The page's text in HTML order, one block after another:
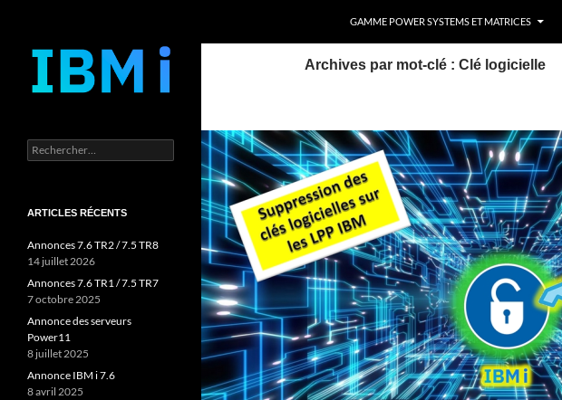
contenu
GAMME POWER SYSTEMS ET MATRICES
Archives par mot-clé : Clé logicielle
Rechercher :
ARTICLES RÉCENTS
Annonces 7.6 TR2 / 7.5 TR8
14 juillet 2026
Annonces 7.6 TR1 / 7.5 TR7
7 octobre 2025
Annonce des serveurs
Power11
8 juillet 2025
Annonce IBM i 7.6
8 avril 2025